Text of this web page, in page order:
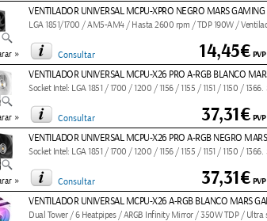
»
VENTILADOR UNIVERSAL MCPU-XPRO NEGRO MARS GAMING
LGA 1851/1700 / AM5-AM4 / Hasta 2600 rpm / TDP 190W /
Consultar 14,45€PVP
»
VENTILADOR UNIVERSAL MCPU-X26 PRO A-RGB BLANCO
Socket Intel: LGA 1851 / 1700 / 1200 / 1156 / 1155 / 1151 / 1150 /
Consultar 37,31€PVP
»
VENTILADOR UNIVERSAL MCPU-X26 PRO A-RGB NEGRO
Socket Intel: LGA 1851 / 1700 / 1200 / 1156 / 1155 / 1151 / 1150 /
Consultar 37,31€PVP
VENTILADOR UNIVERSAL MCPU-X26 A-RGB BLANCO MARS
Dual Tower / 6 Heatpipes / ARGB Infinity Mirror / 350W TDP / Ultra